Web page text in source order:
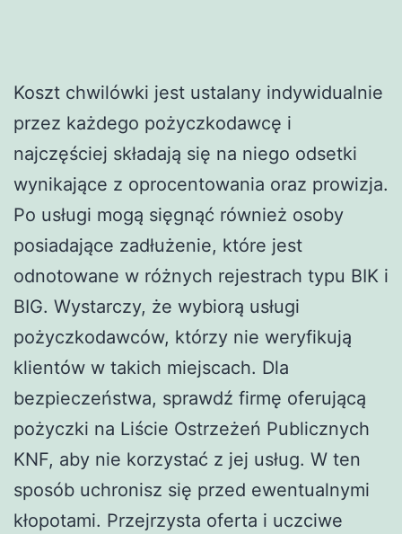
Koszt chwilówki jest ustalany indywidualnie
przez każdego pożyczkodawcę i
najczęściej składają się na niego odsetki
wynikające z oprocentowania oraz prowizja.
Po usługi mogą sięgnąć również osoby
posiadające zadłużenie, które jest
odnotowane w różnych rejestrach typu BIK i
BIG. Wystarczy, że wybiorą usługi
pożyczkodawców, którzy nie weryfikują
klientów w takich miejscach. Dla
bezpieczeństwa, sprawdź firmę oferującą
pożyczki na Liście Ostrzeżeń Publicznych
KNF, aby nie korzystać z jej usług. W ten
sposób uchronisz się przed ewentualnymi
kłopotami. Przejrzysta oferta i uczciwe